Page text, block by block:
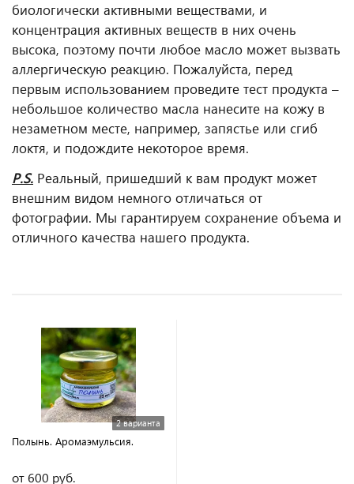
биологически активными веществами, и
концентрация активных веществ в них очень
высока, поэтому почти любое масло может вызвать
аллергическую реакцию. Пожалуйста, перед
первым использованием проведите тест продукта –
небольшое количество масла нанесите на кожу в
незаметном месте, например, запястье или сгиб
локтя, и подождите некоторое время.
P.S. Реальный, пришедший к вам продукт может
внешним видом немного отличаться от
фотографии. Мы гарантируем сохранение объема и
отличного качества нашего продукта.
2 варианта
Полынь. Аромаэмульсия.
от 600 руб.